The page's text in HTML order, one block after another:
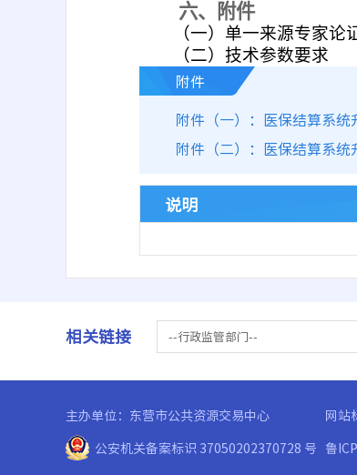
六、附件
（一）单一来源专家论
（二）技术参数要求
附件
附件（一）：医保结算系
附件（二）：医保结算系
说明
相关链接 --行政监管部门--
主办单位：东营市公共资源交易中心 网站
公安机关备案标识 37050202370728 号 鲁